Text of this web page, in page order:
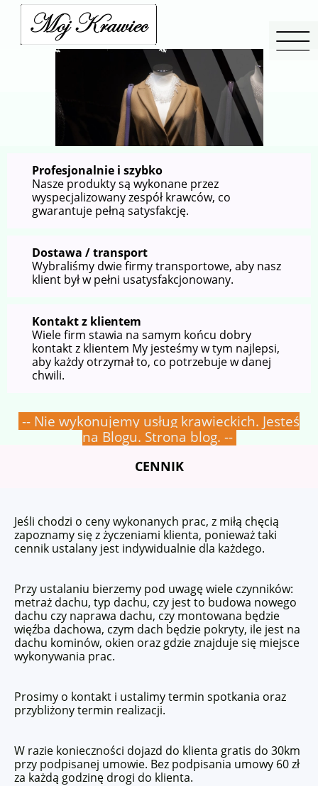
Profesjonalnie i szybko
Nasze produkty są wykonane przez
wyspecjalizowany zespół krawców, co
gwarantuje pełną satysfakcję.
Dostawa / transport
Wybraliśmy dwie firmy transportowe, aby nasz
klient był w pełni usatysfakcjonowany.
Kontakt z klientem
Wiele firm stawia na samym końcu dobry
kontakt z klientem My jesteśmy w tym najlepsi,
aby każdy otrzymał to, co potrzebuje w danej
chwili.
-- Nie wykonujemy usług krawieckich. Jesteś
na Blogu. Strona blog. --
CENNIK
Jeśli chodzi o ceny wykonanych prac, z miłą chęcią
zapoznamy się z życzeniami klienta, ponieważ taki
cennik ustalany jest indywidualnie dla każdego.
Przy ustalaniu bierzemy pod uwagę wiele czynników:
metraż dachu, typ dachu, czy jest to budowa nowego
dachu czy naprawa dachu, czy montowana będzie
więźba dachowa, czym dach będzie pokryty, ile jest na
dachu kominów, okien oraz gdzie znajduje się miejsce
wykonywania prac.
Prosimy o kontakt i ustalimy termin spotkania oraz
przybliżony termin realizacji.
W razie konieczności dojazd do klienta gratis do 30km
przy podpisanej umowie. Bez podpisania umowy 60 zł
za każdą godzinę drogi do klienta.